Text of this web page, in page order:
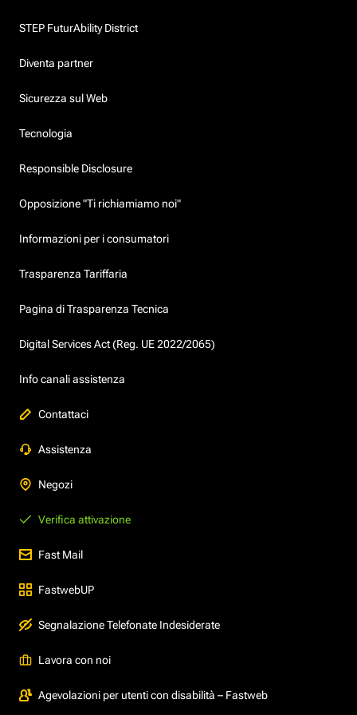
STEP FuturAbility District
Diventa partner
Sicurezza sul Web
Tecnologia
Responsible Disclosure
Opposizione "Ti richiamiamo noi"
Informazioni per i consumatori
Trasparenza Tariffaria
Pagina di Trasparenza Tecnica
Digital Services Act (Reg. UE 2022/2065)
Info canali assistenza
Contattaci
Assistenza
Negozi
Verifica attivazione
Fast Mail
FastwebUP
Segnalazione Telefonate Indesiderate
Lavora con noi
Agevolazioni per utenti con disabilità – Fastweb